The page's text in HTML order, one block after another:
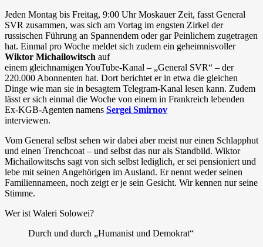
Jeden Montag bis Freitag, 9:00 Uhr Moskauer Zeit, fasst General
SVR zusammen, was sich am Vortag im engsten Zirkel der
russischen Führung an Spannendem oder gar Peinlichem zugetragen
hat. Einmal pro Woche meldet sich zudem ein geheimnisvoller
Wiktor Michailowitsch auf
einem gleichnamigen YouTube-Kanal – „General SVR“ – der
220.000 Abonnenten hat. Dort berichtet er in etwa die gleichen
Dinge wie man sie in besagtem Telegram-Kanal lesen kann. Zudem
lässt er sich einmal die Woche von einem in Frankreich lebenden
Ex-KGB-Agenten namens Sergei Smirnov
interviewen.
Vom General selbst sehen wir dabei aber meist nur einen Schlapphut
und einen Trenchcoat – und selbst das nur als Standbild. Wiktor
Michailowitschs sagt von sich selbst lediglich, er sei pensioniert und
lebe mit seinen Angehörigen im Ausland. Er nennt weder seinen
Familiennameen, noch zeigt er je sein Gesicht. Wir kennen nur seine
Stimme.
Wer ist Waleri Solowei?
Durch und durch „Humanist und Demokrat“